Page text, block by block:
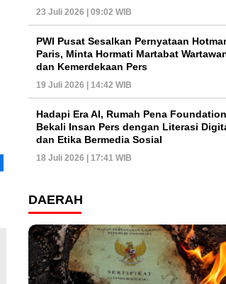
23 Juli 2026 | 09:02 WIB
PWI Pusat Sesalkan Pernyataan
Paris, Minta Hormati Martabat
dan Kemerdekaan Pers
19 Juli 2026 | 14:42 WIB
Hadapi Era AI, Rumah Pena Foundation
Bekali Insan Pers dengan Literasi
dan Etika Bermedia Sosial
18 Juli 2026 | 17:41 WIB
DAERAH